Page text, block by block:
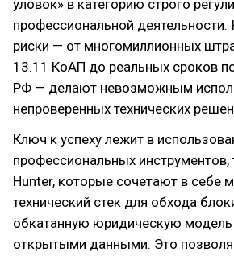
уловок» в категорию строго
профессиональной
риски — от многомиллионных
13.11 КоАП до реальных сроков
РФ — делают невозможным
непроверенных технических
Ключ к успеху лежит в
профессиональных инструментов,
Hunter, которые сочетают в себе
технический стек для обхода
обкатанную юридическую
открытыми данными. Это